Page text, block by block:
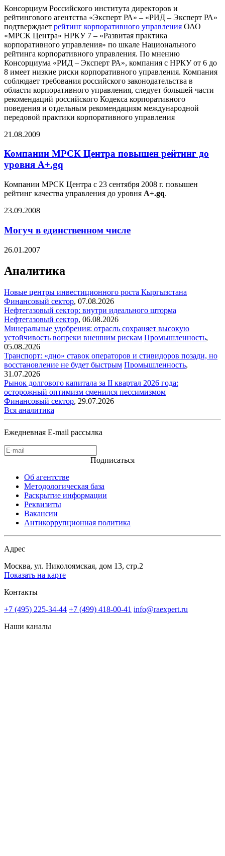
Консорциум Российского института директоров и
рейтингового агентства «Эксперт РА» – «РИД – Эксперт РА»
подтверждает рейтинг корпоративного управления ОАО
«МРСК Центра» НРКУ 7 – «Развитая практика
корпоративного управления» по шкале Национального
рейтинга корпоративного управления. По мнению
Консорциума «РИД – Эксперт РА», компания с НРКУ от 6 до
8 имеет низкие риски корпоративного управления. Компания
соблюдает требования российского законодательства в
области корпоративного управления, следует большей части
рекомендаций российского Кодекса корпоративного
поведения и отдельным рекомендациям международной
передовой практики корпоративного управления
21.08.2009
Компании МРСК Центра повышен рейтинг до
уровня A+.gq
Компании МРСК Центра с 23 сентября 2008 г. повышен
рейтинг качества управления до уровня A+.gq.
23.09.2008
Могуч в единственном числе
26.01.2007
Аналитика
Новые центры инвестиционного роста Кыргызстана
Финансовый сектор, 07.08.2026
Нефтегазовый сектор: внутри идеального шторма
Нефтегазовый сектор, 06.08.2026
Минеральные удобрения: отрасль сохраняет высокую
устойчивость вопреки внешним рискам Промышленность,
05.08.2026
Транспорт: «дно» ставок операторов и стивидоров позади, но
восстановление не будет быстрым Промышленность,
31.07.2026
Рынок долгового капитала за II квартал 2026 года:
осторожный оптимизм сменился пессимизмом
Финансовый сектор, 29.07.2026
Вся аналитика
Ежедневная E-mail рассылка
Подписаться
Об агентстве
Методологическая база
Раскрытие информации
Реквизиты
Вакансии
Антикоррупционная политика
Адрес
Москва, ул. Николоямская, дом 13, стр.2
Показать на карте
Контакты
+7 (495) 225-34-44 +7 (499) 418-00-41 info@raexpert.ru
Наши каналы